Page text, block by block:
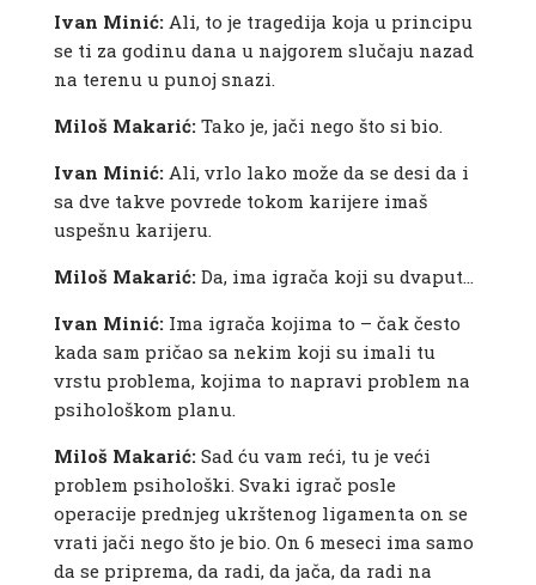
Ivan Minić:Ali, to je tragedija koja u principu
se ti za godinu dana u najgorem slučaju nazad
na terenu u punoj snazi.
Miloš Makarić:Tako je, jači nego što si bio.
Ivan Minić:Ali, vrlo lako može da se desi da i
sa dve takve povrede tokom karijere imaš
uspešnu karijeru.
Miloš Makarić:Da, ima igrača koji su dvaput…
Ivan Minić:Ima igrača kojima to – čak često
kada sam pričao sa nekim koji su imali tu
vrstu problema, kojima to napravi problem na
psihološkom planu.
Miloš Makarić:Sad ću vam reći, tu je veći
problem psihološki. Svaki igrač posle
operacije prednjeg ukrštenog ligamenta on se
vrati jači nego što je bio. On 6 meseci ima samo
da se priprema, da radi, da jača, da radi na